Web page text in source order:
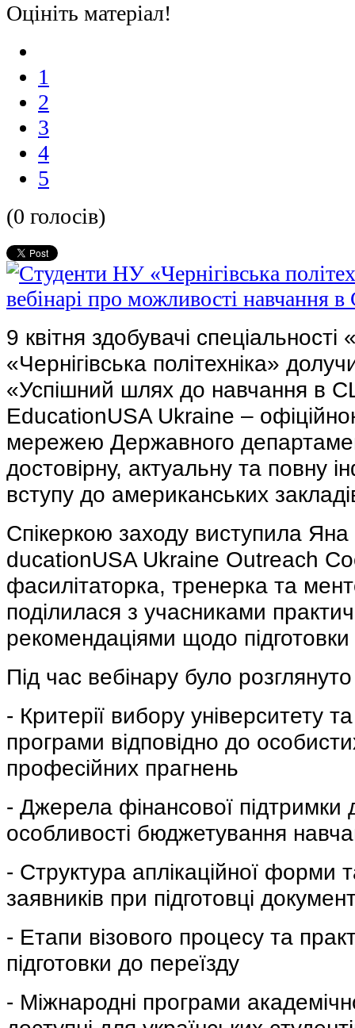
Оцініть матеріал!
1
2
3
4
5
(0 голосів)
9 квітня здобувачі
«Чернігівська політехніка»
«Успішний шлях до навчання в
EducationUSA Ukraine –
мережею Державного
достовірну, актуальну та повну
вступу до американських
Спікеркою заходу виступила
ducationUSA Ukraine Outreach
фасилітаторка, тренерка та
поділилася з учасниками
рекомендаціями щодо
Під час вебінару було
- Критерії вибору університету
програми відповідно до
професійних прагнень
- Джерела фінансової підтримки
особливості бюджетування
- Структура аплікаційної форми
заявників при підготовці
- Етапи візового процесу та
підготовки до переїзду
- Міжнародні програми